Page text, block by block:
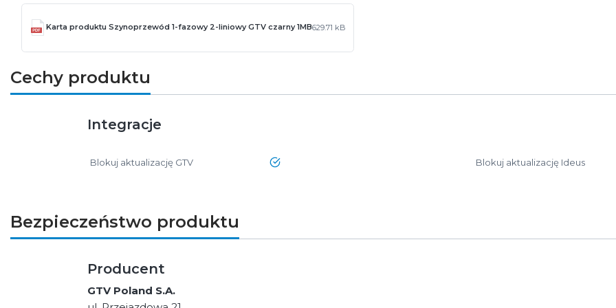
Karta produktu Szynoprzewód 1-fazowy 2-liniowy GTV czarny 1MB629.71 kB
Cechy produktu
Integracje
Blokuj aktualizację GTV tak Blokuj aktualizację Ideus
Bezpieczeństwo produktu
Producent
GTV Poland S.A.